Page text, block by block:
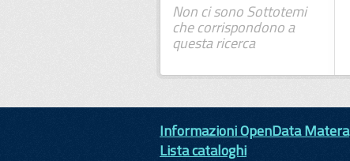
Non ci sono Sottotemi
che corrispondono a
questa ricerca
Informazioni OpenData Matera
Lista cataloghi